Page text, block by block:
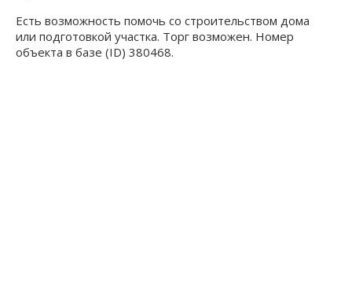
Есть возможность помочь со строительством дома
или подготовкой участка. Торг возможен. Номер
объекта в базе (ID) 380468.